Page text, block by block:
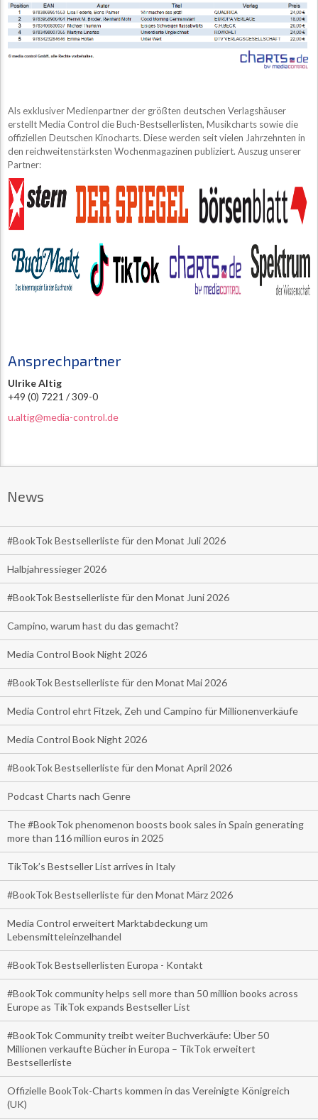
Als exklusiver Medienpartner der größten deutschen Verlagshäuser
erstellt Media Control die Buch-Bestsellerlisten, Musikcharts sowie die
offiziellen Deutschen Kinocharts. Diese werden seit vielen Jahrzehnten in
den reichweitenstärksten Wochenmagazinen publiziert. Auszug unserer
Partner:
Ansprechpartner
Ulrike Altig
+49 (0) 7221 / 309-0
u.altig@media-control.de
News
#BookTok Bestsellerliste für den Monat Juli 2026
Halbjahressieger 2026
#BookTok Bestsellerliste für den Monat Juni 2026
Campino, warum hast du das gemacht?
Media Control Book Night 2026
#BookTok Bestsellerliste für den Monat Mai 2026
Media Control ehrt Fitzek, Zeh und Campino für Millionenverkäufe
Media Control Book Night 2026
#BookTok Bestsellerliste für den Monat April 2026
Podcast Charts nach Genre
The #BookTok phenomenon boosts book sales in Spain generating
more than 116 million euros in 2025
TikTok’s Bestseller List arrives in Italy
#BookTok Bestsellerliste für den Monat März 2026
Media Control erweitert Marktabdeckung um
Lebensmitteleinzelhandel
#BookTok Bestsellerlisten Europa - Kontakt
#BookTok community helps sell more than 50 million books across
Europe as TikTok expands Bestseller List
#BookTok Community treibt weiter Buchverkäufe: Über 50
Millionen verkaufte Bücher in Europa – TikTok erweitert
Bestsellerliste
Offizielle BookTok-Charts kommen in das Vereinigte Königreich
(UK)